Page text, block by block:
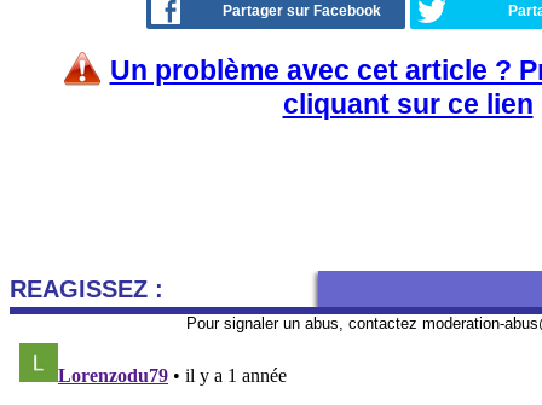
Partager sur Facebook
Un problème avec cet article ?
cliquant sur ce lien
REAGISSEZ :
Pour signaler un abus, contactez moderation-